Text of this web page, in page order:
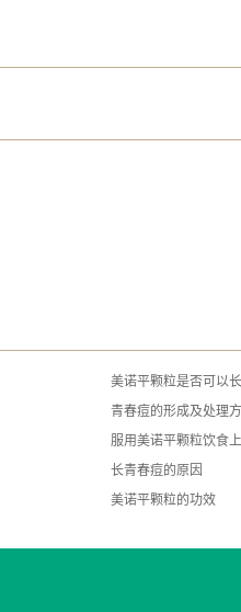
美诺平颗粒是否可以长
青春痘的形成及处理
服用美诺平颗粒饮食
长青春痘的原因
美诺平颗粒的功效